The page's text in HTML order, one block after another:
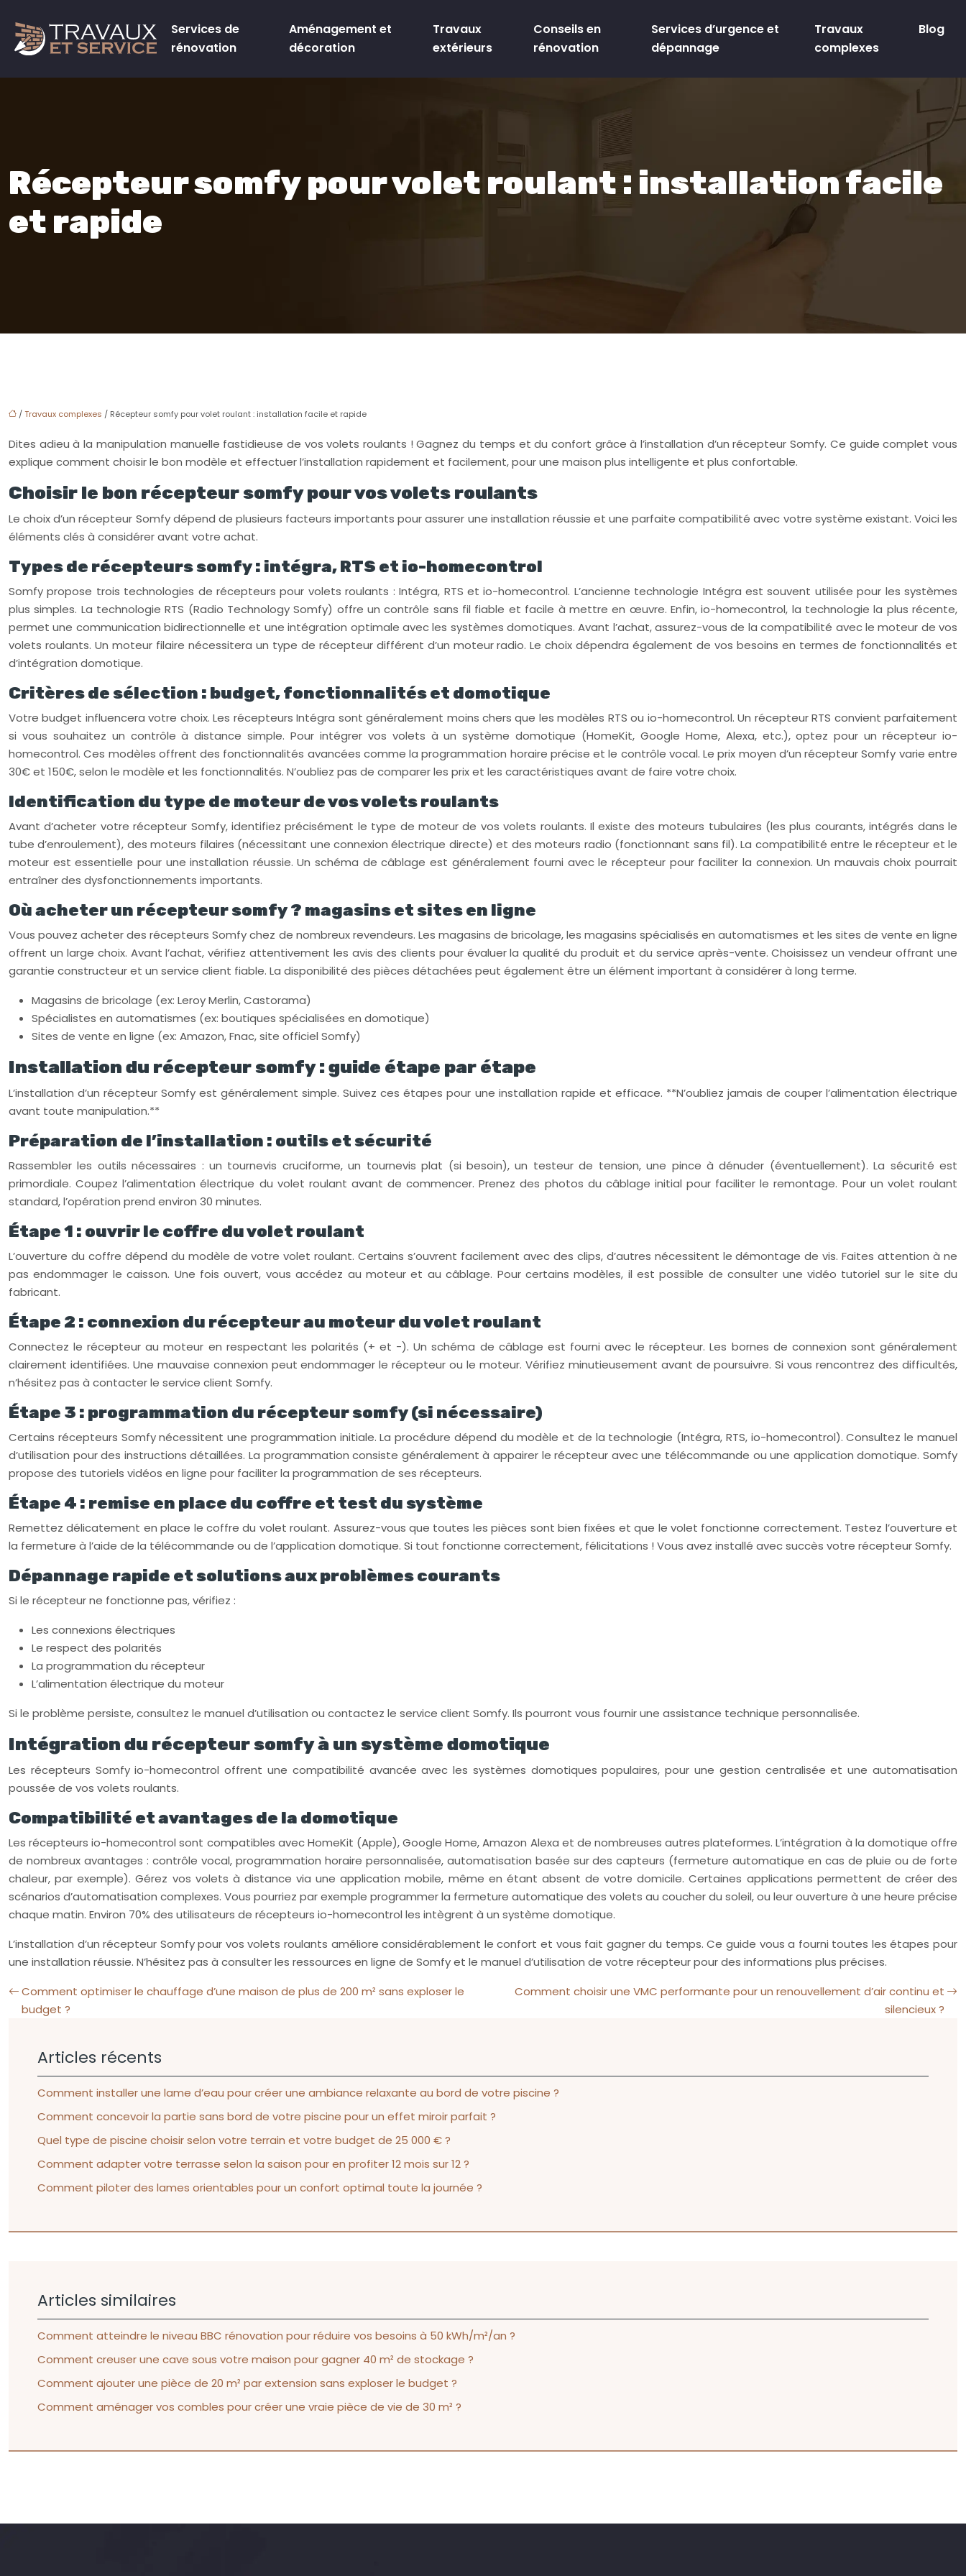
Services de
rénovation
Aménagement et
décoration
Travaux
extérieurs
Conseils en
rénovation
Services d’urgence et
dépannage
Travaux
complexes
Blog
Récepteur somfy pour volet roulant : installation facile
et rapide
/Travaux complexes / Récepteur somfy pour volet roulant : installation facile et rapide
Dites adieu à la manipulation manuelle fastidieuse de vos volets roulants ! Gagnez du temps et du confort grâce à l’installation d’un récepteur Somfy. Ce guide complet vous
explique comment choisir le bon modèle et effectuer l’installation rapidement et facilement, pour une maison plus intelligente et plus confortable.
Choisir le bon récepteur somfy pour vos volets roulants
Le choix d’un récepteur Somfy dépend de plusieurs facteurs importants pour assurer une installation réussie et une parfaite compatibilité avec votre système existant. Voici les
éléments clés à considérer avant votre achat.
Types de récepteurs somfy : intégra, RTS et io-homecontrol
Somfy propose trois technologies de récepteurs pour volets roulants : Intégra, RTS et io-homecontrol. L’ancienne technologie Intégra est souvent utilisée pour les systèmes
plus simples. La technologie RTS (Radio Technology Somfy) offre un contrôle sans fil fiable et facile à mettre en œuvre. Enfin, io-homecontrol, la technologie la plus récente,
permet une communication bidirectionnelle et une intégration optimale avec les systèmes domotiques. Avant l’achat, assurez-vous de la compatibilité avec le moteur de vos
volets roulants. Un moteur filaire nécessitera un type de récepteur différent d’un moteur radio. Le choix dépendra également de vos besoins en termes de fonctionnalités et
d’intégration domotique.
Critères de sélection : budget, fonctionnalités et domotique
Votre budget influencera votre choix. Les récepteurs Intégra sont généralement moins chers que les modèles RTS ou io-homecontrol. Un récepteur RTS convient parfaitement
si vous souhaitez un contrôle à distance simple. Pour intégrer vos volets à un système domotique (HomeKit, Google Home, Alexa, etc.), optez pour un récepteur io-
homecontrol. Ces modèles offrent des fonctionnalités avancées comme la programmation horaire précise et le contrôle vocal. Le prix moyen d’un récepteur Somfy varie entre
30€ et 150€, selon le modèle et les fonctionnalités. N’oubliez pas de comparer les prix et les caractéristiques avant de faire votre choix.
Identification du type de moteur de vos volets roulants
Avant d’acheter votre récepteur Somfy, identifiez précisément le type de moteur de vos volets roulants. Il existe des moteurs tubulaires (les plus courants, intégrés dans le
tube d’enroulement), des moteurs filaires (nécessitant une connexion électrique directe) et des moteurs radio (fonctionnant sans fil). La compatibilité entre le récepteur et le
moteur est essentielle pour une installation réussie. Un schéma de câblage est généralement fourni avec le récepteur pour faciliter la connexion. Un mauvais choix pourrait
entraîner des dysfonctionnements importants.
Où acheter un récepteur somfy ? magasins et sites en ligne
Vous pouvez acheter des récepteurs Somfy chez de nombreux revendeurs. Les magasins de bricolage, les magasins spécialisés en automatismes et les sites de vente en ligne
offrent un large choix. Avant l’achat, vérifiez attentivement les avis des clients pour évaluer la qualité du produit et du service après-vente. Choisissez un vendeur offrant une
garantie constructeur et un service client fiable. La disponibilité des pièces détachées peut également être un élément important à considérer à long terme.
Magasins de bricolage (ex: Leroy Merlin, Castorama)
Spécialistes en automatismes (ex: boutiques spécialisées en domotique)
Sites de vente en ligne (ex: Amazon, Fnac, site officiel Somfy)
Installation du récepteur somfy : guide étape par étape
L’installation d’un récepteur Somfy est généralement simple. Suivez ces étapes pour une installation rapide et efficace. **N’oubliez jamais de couper l’alimentation électrique
avant toute manipulation.**
Préparation de l’installation : outils et sécurité
Rassembler les outils nécessaires : un tournevis cruciforme, un tournevis plat (si besoin), un testeur de tension, une pince à dénuder (éventuellement). La sécurité est
primordiale. Coupez l’alimentation électrique du volet roulant avant de commencer. Prenez des photos du câblage initial pour faciliter le remontage. Pour un volet roulant
standard, l’opération prend environ 30 minutes.
Étape 1 : ouvrir le coffre du volet roulant
L’ouverture du coffre dépend du modèle de votre volet roulant. Certains s’ouvrent facilement avec des clips, d’autres nécessitent le démontage de vis. Faites attention à ne
pas endommager le caisson. Une fois ouvert, vous accédez au moteur et au câblage. Pour certains modèles, il est possible de consulter une vidéo tutoriel sur le site du
fabricant.
Étape 2 : connexion du récepteur au moteur du volet roulant
Connectez le récepteur au moteur en respectant les polarités (+ et -). Un schéma de câblage est fourni avec le récepteur. Les bornes de connexion sont généralement
clairement identifiées. Une mauvaise connexion peut endommager le récepteur ou le moteur. Vérifiez minutieusement avant de poursuivre. Si vous rencontrez des difficultés,
n’hésitez pas à contacter le service client Somfy.
Étape 3 : programmation du récepteur somfy (si nécessaire)
Certains récepteurs Somfy nécessitent une programmation initiale. La procédure dépend du modèle et de la technologie (Intégra, RTS, io-homecontrol). Consultez le manuel
d’utilisation pour des instructions détaillées. La programmation consiste généralement à appairer le récepteur avec une télécommande ou une application domotique. Somfy
propose des tutoriels vidéos en ligne pour faciliter la programmation de ses récepteurs.
Étape 4 : remise en place du coffre et test du système
Remettez délicatement en place le coffre du volet roulant. Assurez-vous que toutes les pièces sont bien fixées et que le volet fonctionne correctement. Testez l’ouverture et
la fermeture à l’aide de la télécommande ou de l’application domotique. Si tout fonctionne correctement, félicitations ! Vous avez installé avec succès votre récepteur Somfy.
Dépannage rapide et solutions aux problèmes courants
Si le récepteur ne fonctionne pas, vérifiez :
Les connexions électriques
Le respect des polarités
La programmation du récepteur
L’alimentation électrique du moteur
Si le problème persiste, consultez le manuel d’utilisation ou contactez le service client Somfy. Ils pourront vous fournir une assistance technique personnalisée.
Intégration du récepteur somfy à un système domotique
Les récepteurs Somfy io-homecontrol offrent une compatibilité avancée avec les systèmes domotiques populaires, pour une gestion centralisée et une automatisation
poussée de vos volets roulants.
Compatibilité et avantages de la domotique
Les récepteurs io-homecontrol sont compatibles avec HomeKit (Apple), Google Home, Amazon Alexa et de nombreuses autres plateformes. L’intégration à la domotique offre
de nombreux avantages : contrôle vocal, programmation horaire personnalisée, automatisation basée sur des capteurs (fermeture automatique en cas de pluie ou de forte
chaleur, par exemple). Gérez vos volets à distance via une application mobile, même en étant absent de votre domicile. Certaines applications permettent de créer des
scénarios d’automatisation complexes. Vous pourriez par exemple programmer la fermeture automatique des volets au coucher du soleil, ou leur ouverture à une heure précise
chaque matin. Environ 70% des utilisateurs de récepteurs io-homecontrol les intègrent à un système domotique.
L’installation d’un récepteur Somfy pour vos volets roulants améliore considérablement le confort et vous fait gagner du temps. Ce guide vous a fourni toutes les étapes pour
une installation réussie. N’hésitez pas à consulter les ressources en ligne de Somfy et le manuel d’utilisation de votre récepteur pour des informations plus précises.
Comment optimiser le chauffage d’une maison de plus de 200 m² sans exploser le
budget ?
Comment choisir une VMC performante pour un renouvellement d’air continu et
silencieux ?
Articles récents
Comment installer une lame d’eau pour créer une ambiance relaxante au bord de votre piscine ?
Comment concevoir la partie sans bord de votre piscine pour un effet miroir parfait ?
Quel type de piscine choisir selon votre terrain et votre budget de 25 000 € ?
Comment adapter votre terrasse selon la saison pour en profiter 12 mois sur 12 ?
Comment piloter des lames orientables pour un confort optimal toute la journée ?
Articles similaires
Comment atteindre le niveau BBC rénovation pour réduire vos besoins à 50 kWh/m²/an ?
Comment creuser une cave sous votre maison pour gagner 40 m² de stockage ?
Comment ajouter une pièce de 20 m² par extension sans exploser le budget ?
Comment aménager vos combles pour créer une vraie pièce de vie de 30 m² ?